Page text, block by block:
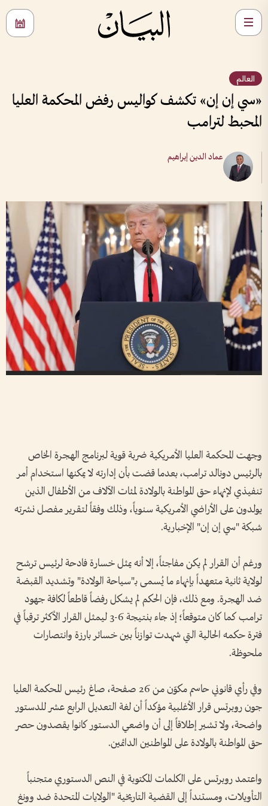
العالم
«سي إن إن» تكشف كواليس رفض المحكمة العليا
المحبط لترامب
عماد الدين إبراهيم
وجهت المحكمة العليا الأمريكية ضربة قوية لبرنامج الهجرة الخاص
بالرئيس دونالد ترامب، بعدما قضت بأن إدارته لا يمكنها استخدام أمر
تنفيذي لإنهاء حق المواطنة بالولادة لمئات الآلاف من الأطفال الذين
يولدون على الأراضي الأمريكية سنوياً، وذلك وفقاً لتقرير مفصل نشرته
شبكة "سي إن إن" الإخبارية.
ورغم أن القرار لم يكن مفاجئاً، إلا أنه يمثل خسارة فادحة لرئيس ترشح
لولاية ثانية متعهداً بإنهاء ما يُسمى بـ"سياحة الولادة" وتشديد القبضة
ضد الهجرة. ومع ذلك، فإن الحكم لم يشكل رفضاً قاطعاً لكافة جهود
ترامب كما كان متوقعاً؛ إذ جاء بنتيجة 6-3 ليمثل القرار الأكثر ترقباً في
فترة حكمه الحالية التي شهدت توازناً بين خسائر بارزة وانتصارات
ملحوظة.
وفي رأي قانوني حاسم مكوّن من 26 صفحة، صاغ رئيس المحكمة العليا
جون روبرتس قرار الأغلبية مؤكداً أن لغة التعديل الرابع عشر للدستور
واضحة، ولا تشير إطلاقاً إلى أن واضعي الدستور كانوا يقصدون حصر
حق المواطنة بالولادة على المواطنين الدائمين.
واعتمد روبرتس على الكلمات المكتوبة في النص الدستوري متجنباً
التأويلات، ومستنداً إلى القضية التاريخية "الولايات المتحدة ضد وونغ